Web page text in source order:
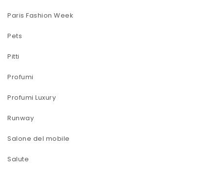
Paris Fashion Week
Pets
Pitti
Profumi
Profumi Luxury
Runway
Salone del mobile
Salute